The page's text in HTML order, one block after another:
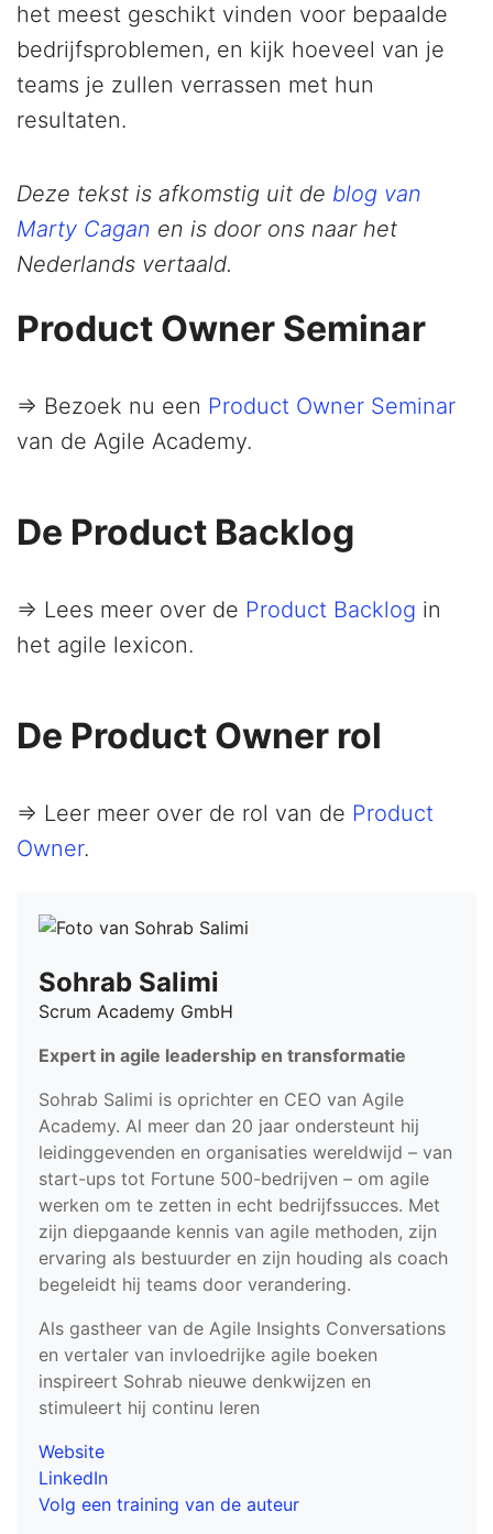
het meest geschikt vinden voor bepaalde
bedrijfsproblemen, en kijk hoeveel van je
teams je zullen verrassen met hun
resultaten.
Deze tekst is afkomstig uit de blog van
Marty Cagan en is door ons naar het
Nederlands vertaald.
Product Owner Seminar
=> Bezoek nu een Product Owner Seminar
van de Agile Academy.
De Product Backlog
=> Lees meer over de Product Backlog in
het agile lexicon.
De Product Owner rol
=> Leer meer over de rol van de Product
Owner.
Sohrab Salimi
Scrum Academy GmbH
Expert in agile leadership en transformatie
Sohrab Salimi is oprichter en CEO van Agile
Academy. Al meer dan 20 jaar ondersteunt hij
leidinggevenden en organisaties wereldwijd – van
start-ups tot Fortune 500-bedrijven – om agile
werken om te zetten in echt bedrijfssucces. Met
zijn diepgaande kennis van agile methoden, zijn
ervaring als bestuurder en zijn houding als coach
begeleidt hij teams door verandering.
Als gastheer van de Agile Insights Conversations
en vertaler van invloedrijke agile boeken
inspireert Sohrab nieuwe denkwijzen en
stimuleert hij continu leren
Website
LinkedIn
Volg een training van de auteur